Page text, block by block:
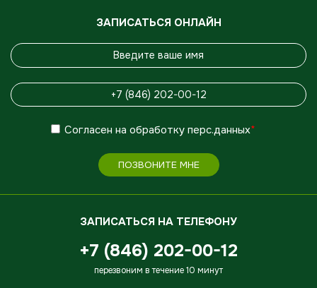
ЗАПИСАТЬСЯ ОНЛАЙН
Согласен на обработку перс.данных*
ПОЗВОНИТЕ МНЕ
ЗАПИСАТЬСЯ НА ТЕЛЕФОНУ
+7 (846) 202-00-12
перезвоним в течение 10 минут